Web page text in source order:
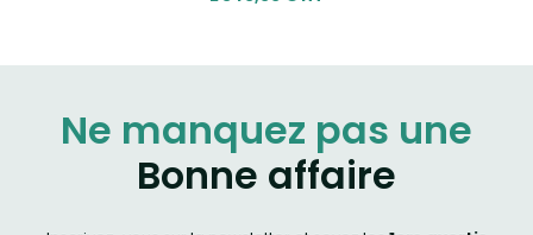
Ne manquez pas une
Bonne affaire